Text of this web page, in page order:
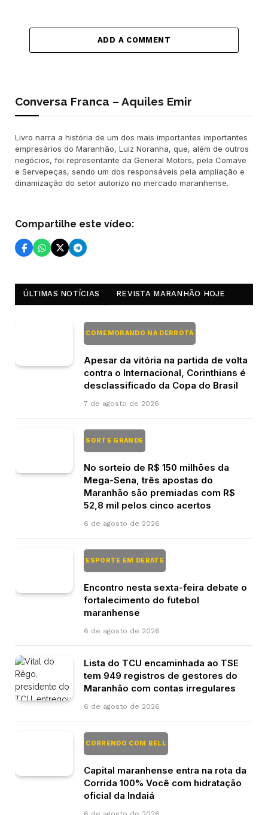
ADD A COMMENT
Conversa Franca – Aquiles Emir
Livro narra a história de um dos mais importantes importantes
empresários do Maranhão, Luiz Noranha, que, além de outros
negócios, foi representante da General Motors, pela Comave
e Servepeças, sendo um dos responsáveis pela ampliação e
dinamização do setor autorizo no mercado maranhense.
Compartilhe este vídeo:
ÚLTIMAS NOTÍCIAS REVISTA MARANHÃO HOJE
COMEMORANDO NA DERROTA
Apesar da vitória na partida de volta
contra o Internacional, Corinthians é
desclassificado da Copa do Brasil
7 de agosto de 2026
SORTE GRANDE
No sorteio de R$ 150 milhões da
Mega-Sena, três apostas do
Maranhão são premiadas com R$
52,8 mil pelos cinco acertos
6 de agosto de 2026
ESPORTE EM DEBATE
Encontro nesta sexta-feira debate o
fortalecimento do futebol
maranhense
6 de agosto de 2026
Lista do TCU encaminhada ao TSE
tem 949 registros de gestores do
Maranhão com contas irregulares
6 de agosto de 2026
CORRENDO COM BELL
Capital maranhense entra na rota da
Corrida 100% Você com hidratação
oficial da Indaiá